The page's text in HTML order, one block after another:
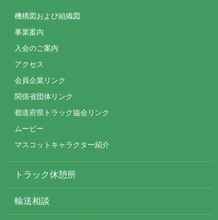
機構図および組織図
事業案内
入会のご案内
アクセス
会員企業リンク
関係省団体リンク
都道府県トラック協会リンク
ムービー
マスコットキャラクター紹介
トラック休憩所
輸送相談